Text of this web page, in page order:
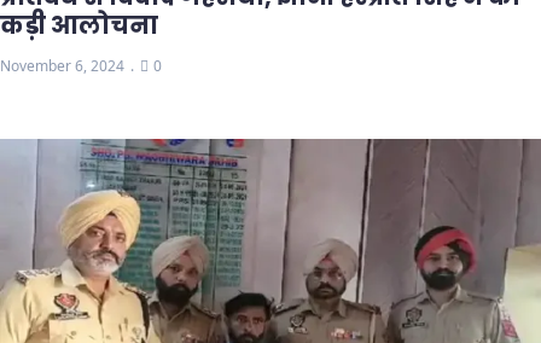
कड़ी आलोचना
November 6, 2024 0